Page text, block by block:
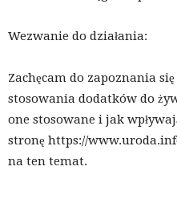
Wezwanie do działania:
Zachęcam do zapoznania
stosowania dodatków do
one stosowane i jak
stronę https://
na ten temat.